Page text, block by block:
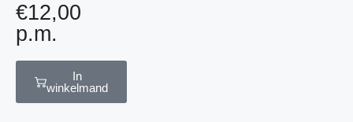
€12,00
p.m.
In
winkelmand